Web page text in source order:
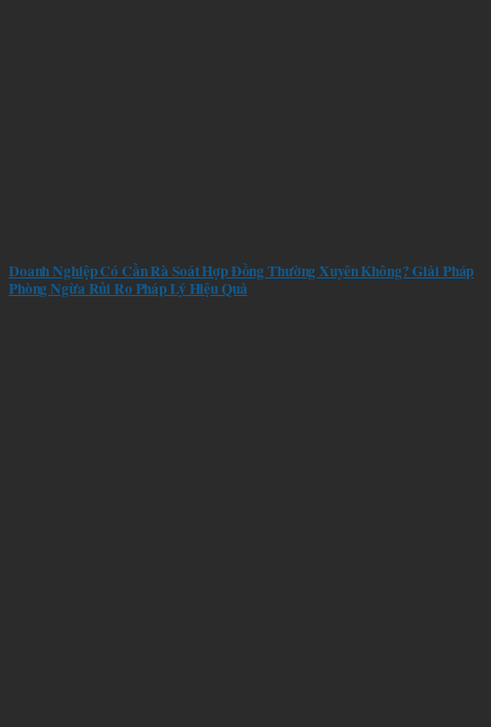
Doanh Nghiệp Có Cần Rà Soát Hợp Đồng Thường Xuyên Không? Giải Pháp
Phòng Ngừa Rủi Ro Pháp Lý Hiệu Quả